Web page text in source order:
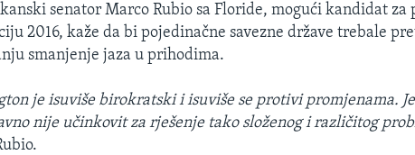
senator Marco Rubio sa Floride, mogući kandidat za
2016, kaže da bi pojedinačne savezne države trebale
smanjenje jaza u prihodima.
je isuviše birokratski i isuviše se protivi promjenama.
nije učinkovit za rješenje tako složenog i različitog